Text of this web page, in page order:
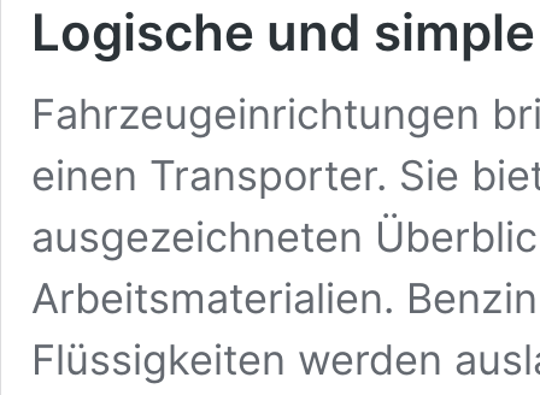
Logische und
Fahrzeugeinrichtungen
einen Transporter. Sie
ausgezeichneten
Arbeitsmaterialien.
Flüssigkeiten werden